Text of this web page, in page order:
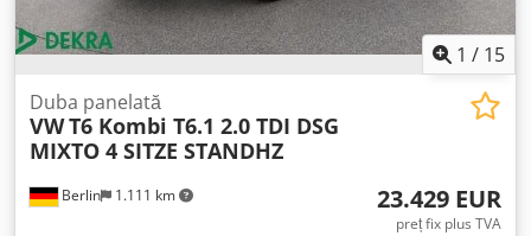
1 / 15
Berlin 1.111 km
Duba panelată
VWT6 Kombi T6.1 2.0 TDI DSG
MIXTO 4 SITZE STANDHZ
23.429 EUR
preț fix plus TVA